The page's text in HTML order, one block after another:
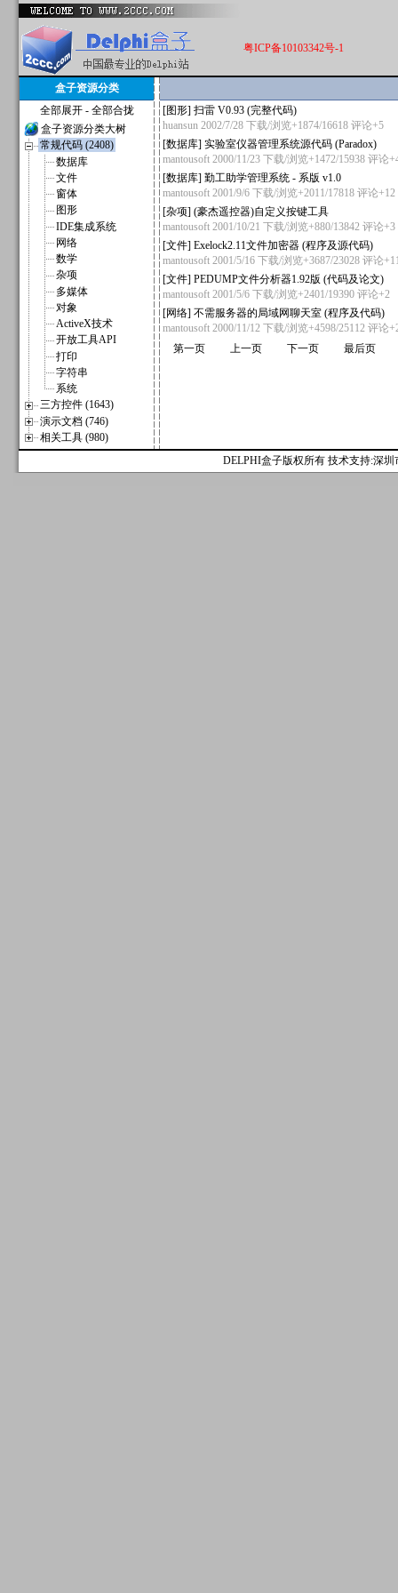
粤ICP备10103342号-1
盒子资源分类
全部展开- 全部合拢
盒子资源分类大树
常规代码 (2408)
数据库
文件
窗体
图形
IDE集成系统
网络
数学
杂项
多媒体
对象
ActiveX技术
开放工具API
打印
字符串
系统
三方控件 (1643)
演示文档 (746)
相关工具 (980)
[图形] 扫雷 V0.93 (完整代码)
huansun 2002/7/28 下载/浏览+1874/16618 评论+5
[数据库] 实验室仪器管理系统源代码 (Paradox)
mantousoft 2000/11/23 下载/浏览+1472/15938 评论
[数据库] 勤工助学管理系统 - 系版 v1.0
mantousoft 2001/9/6 下载/浏览+2011/17818 评论+12
[杂项] (豪杰遥控器)自定义按键工具
mantousoft 2001/10/21 下载/浏览+880/13842 评论+3
[文件] Exelock2.11文件加密器 (程序及源代码)
mantousoft 2001/5/16 下载/浏览+3687/23028 评论
[文件] PEDUMP文件分析器1.92版 (代码及论文)
mantousoft 2001/5/6 下载/浏览+2401/19390 评论+2
[网络] 不需服务器的局域网聊天室 (程序及代码)
mantousoft 2000/11/12 下载/浏览+4598/25112 评论
第一页
上一页 下一页 最后页
DELPHI盒子版权所有 技术支持:深